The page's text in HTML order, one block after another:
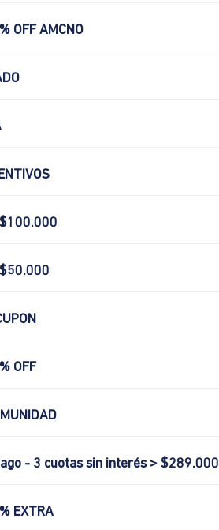
OFF AMCNO
$100.000
$50.000
OFF
- 3 cuotas sin interés > $289.000
EXTRA